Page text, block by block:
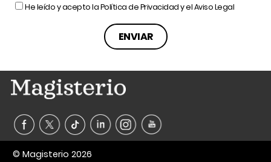
He leído y acepto laPolítica de Privacidady elAviso Legal
© Magisterio 2026